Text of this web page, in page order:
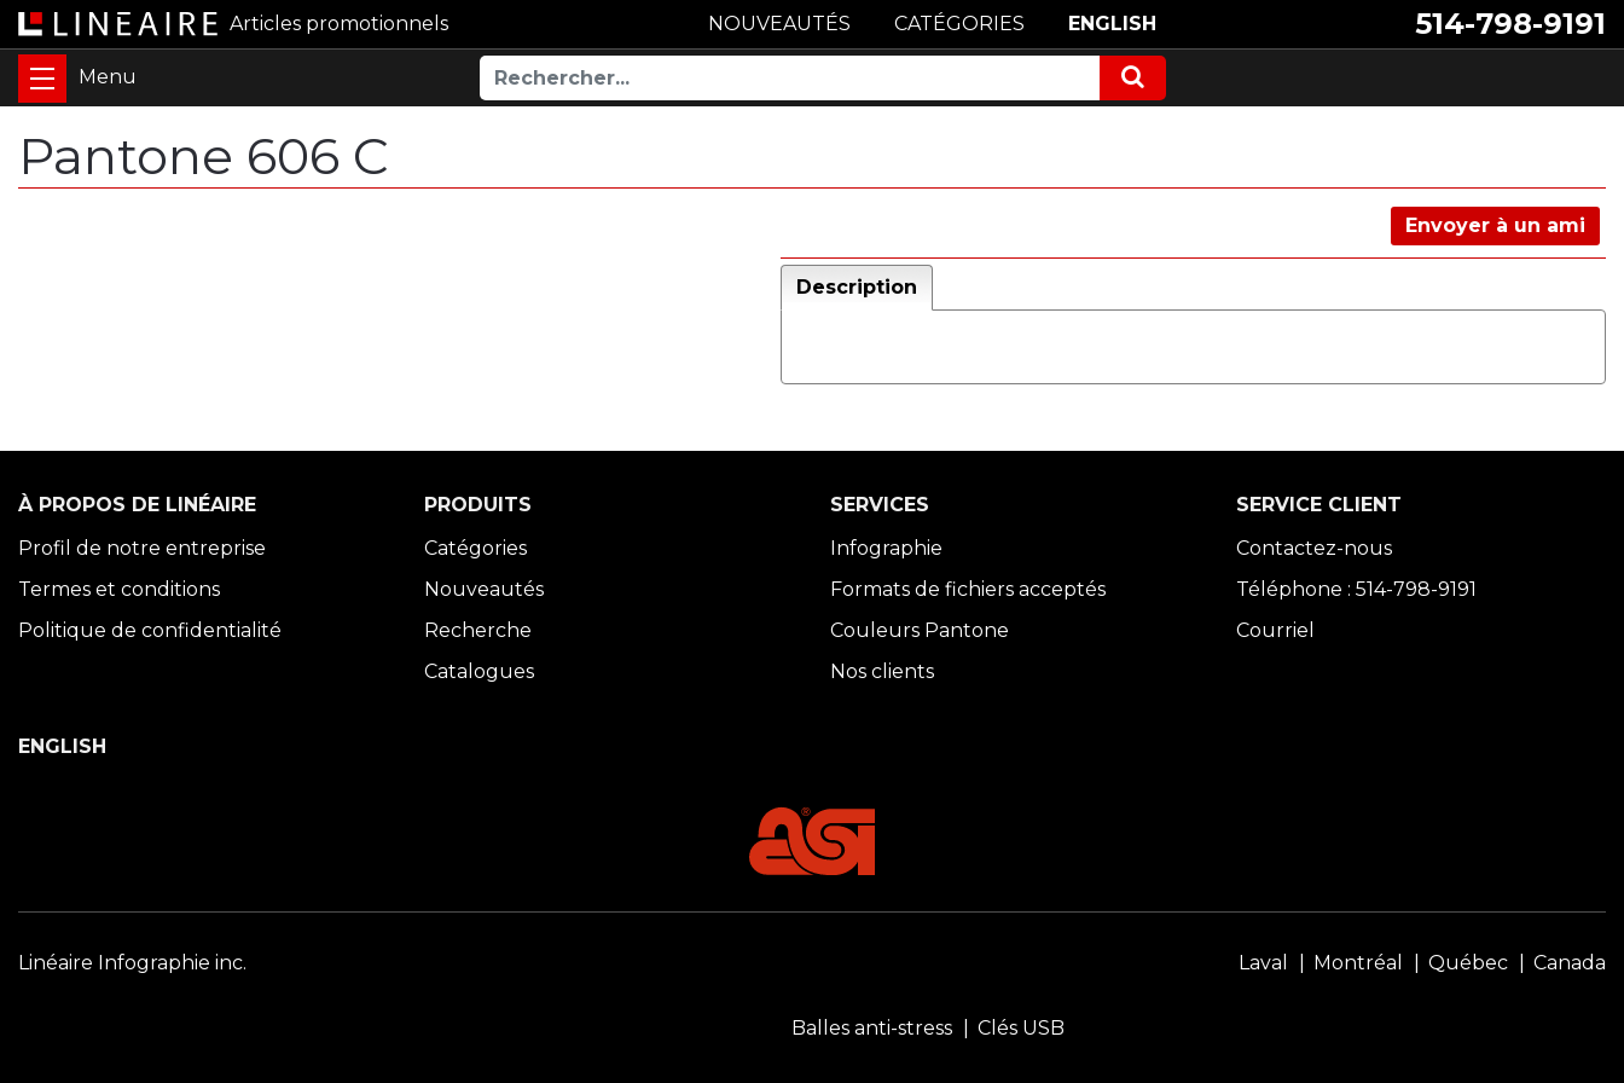
Articles promotionnels 514-798-9191
NOUVEAUTÉS CATÉGORIES ENGLISH
Pantone 606 C
Envoyer à un ami
Description
À PROPOS DE LINÉAIRE
Profil de notre entreprise
Termes et conditions
Politique de confidentialité
PRODUITS
Catégories
Nouveautés
Recherche
Catalogues
SERVICES
Infographie
Formats de fichiers acceptés
Couleurs Pantone
Nos clients
SERVICE CLIENT
Contactez-nous
Téléphone : 514-798-9191
Courriel
ENGLISH
Linéaire Infographie inc. Laval Montréal Québec Canada
Balles anti-stress Clés USB